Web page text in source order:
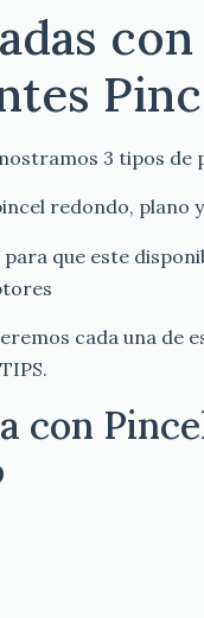
con
3 tipos de
redondo, plano
que este
cada una de
con